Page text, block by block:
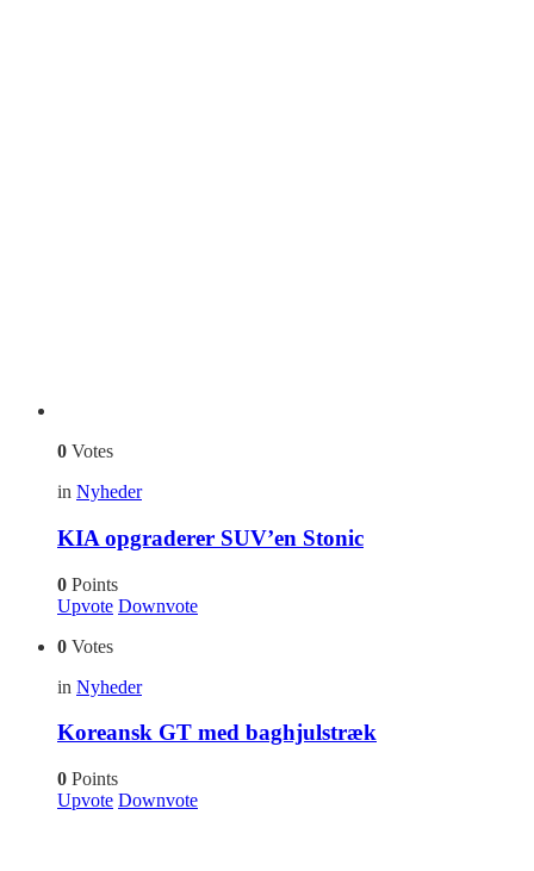
0 Votes
in Nyheder
KIA opgraderer SUV’en Stonic
0 Points
Upvote Downvote
0 Votes
in Nyheder
Koreansk GT med baghjulstræk
0 Points
Upvote Downvote